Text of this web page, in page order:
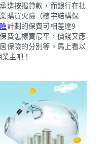
造按揭貸款，而銀行在批
購買火險（樓宇結構保
計劃的保費可相差達9
保費怎樣買最平，價錢又應
保險的分別等。馬上看以
主吧！